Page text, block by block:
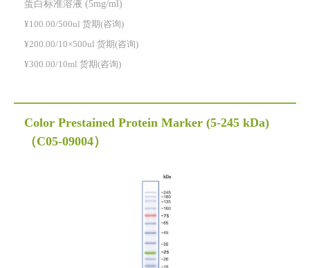
蛋白标准溶液 (5mg/ml)
¥100.00/500ul 货期(咨询)
¥200.00/10×500ul 货期(咨询)
¥300.00/10ml 货期(咨询)
Color Prestained Protein Marker (5-245 kDa)
（C05-09004）